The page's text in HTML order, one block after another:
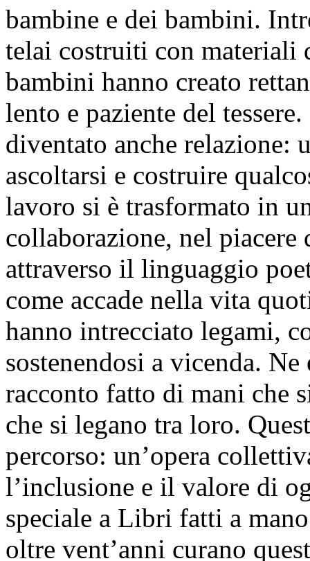
bambine e dei bambini.
telai costruiti con materiali
bambini hanno creato
lento e paziente del
diventato anche relazione:
ascoltarsi e costruire
lavoro si è trasformato in
collaborazione, nel piacere
attraverso il linguaggio
come accade nella vita
hanno intrecciato legami,
sostenendosi a vicenda.
racconto fatto di mani che
che si legano tra loro.
percorso: un’opera
l’inclusione e il valore di
speciale a Libri fatti a
oltre vent’anni curano